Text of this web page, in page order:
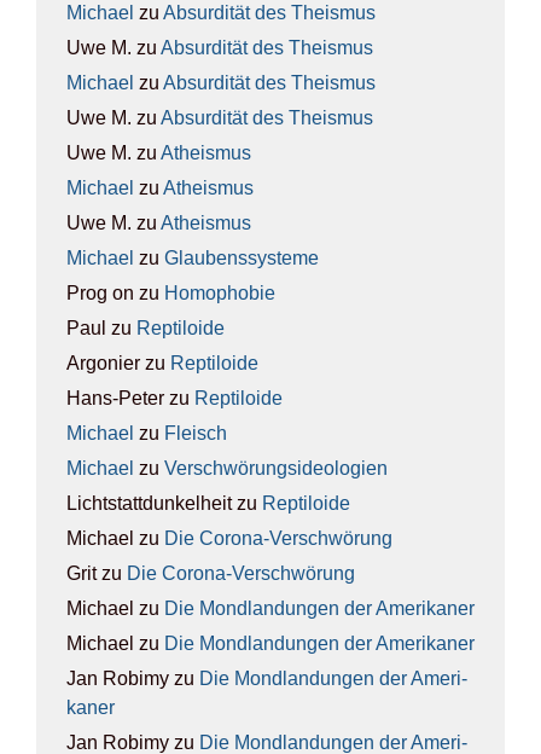
Michael zu Absur­di­tät des The­is­mus
Uwe M. zu Absur­di­tät des The­is­mus
Michael zu Absur­di­tät des The­is­mus
Uwe M. zu Absur­di­tät des The­is­mus
Uwe M. zu Athe­is­mus
Michael zu Athe­is­mus
Uwe M. zu Athe­is­mus
Michael zu Glau­bens­sys­te­me
Prog on zu Homo­pho­bie
Paul zu Rep­ti­lo­ide
Argonier zu Rep­ti­lo­ide
Hans-Peter zu Rep­ti­lo­ide
Michael zu Fleisch
Michael zu Ver­schwö­rungs­ideo­lo­gien
Lichtstattdunkelheitzu Rep­ti­lo­ide
Michael zu Die Coro­na-Ver­schwö­rung
Gritzu Die Coro­na-Ver­schwö­rung
Michael zu Die Mond­lan­dun­gen der Ame­ri­ka­ner
Michael zu Die Mond­lan­dun­gen der Ame­ri­ka­ner
Jan Robimy zu Die Mond­lan­dun­gen der Ame­ri­
ka­ner
Jan Robimy zu Die Mond­lan­dun­gen der Ame­ri­